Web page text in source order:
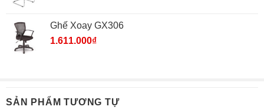
Ghế Xoay GX306
1.611.000₫
SẢN PHẨM TƯƠNG TỰ